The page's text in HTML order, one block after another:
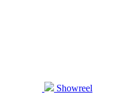
Showreel